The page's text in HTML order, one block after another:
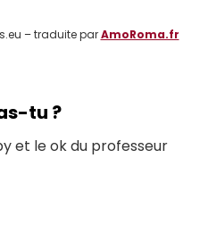
– traduite parAmoRoma.fr
tu ?
et le ok du professeur